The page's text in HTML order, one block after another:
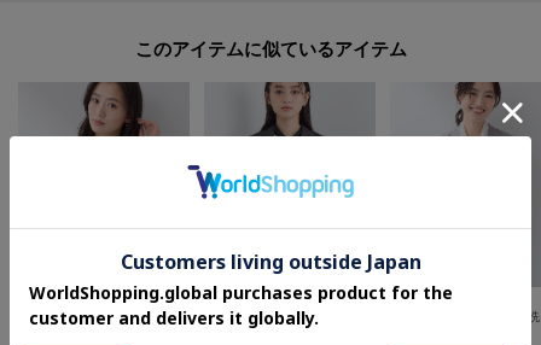
このアイテムに似ているアイテム
INDIVI
【定番スーツ／UVケア／洗える】ウール調テーラードジャケット
INDIVI
INDIVI